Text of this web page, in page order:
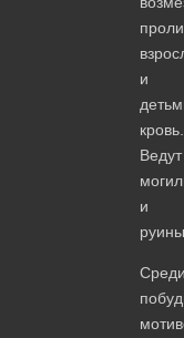
и
кровь.
Ведут
и